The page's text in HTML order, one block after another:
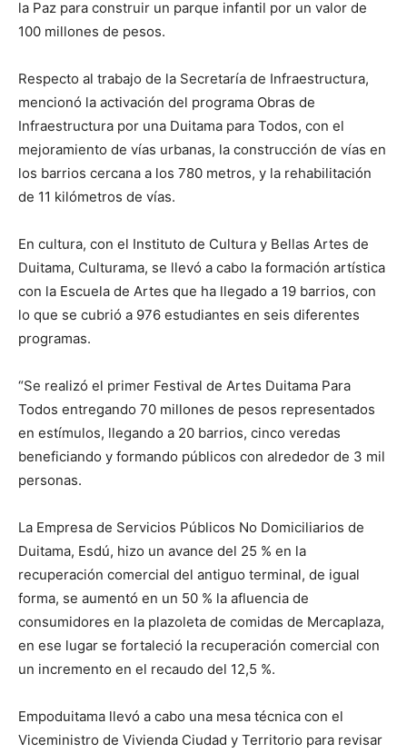
la Paz para construir un parque infantil por un valor de
100 millones de pesos.
Respecto al trabajo de la Secretaría de Infraestructura,
mencionó la activación del programa Obras de
Infraestructura por una Duitama para Todos, con el
mejoramiento de vías urbanas, la construcción de vías en
los barrios cercana a los 780 metros, y la rehabilitación
de 11 kilómetros de vías.
En cultura, con el Instituto de Cultura y Bellas Artes de
Duitama, Culturama, se llevó a cabo la formación artística
con la Escuela de Artes que ha llegado a 19 barrios, con
lo que se cubrió a 976 estudiantes en seis diferentes
programas.
“Se realizó el primer Festival de Artes Duitama Para
Todos entregando 70 millones de pesos representados
en estímulos, llegando a 20 barrios, cinco veredas
beneficiando y formando públicos con alrededor de 3 mil
personas.
La Empresa de Servicios Públicos No Domiciliarios de
Duitama, Esdú, hizo un avance del 25 % en la
recuperación comercial del antiguo terminal, de igual
forma, se aumentó en un 50 % la afluencia de
consumidores en la plazoleta de comidas de Mercaplaza,
en ese lugar se fortaleció la recuperación comercial con
un incremento en el recaudo del 12,5 %.
Empoduitama llevó a cabo una mesa técnica con el
Viceministro de Vivienda Ciudad y Territorio para revisar